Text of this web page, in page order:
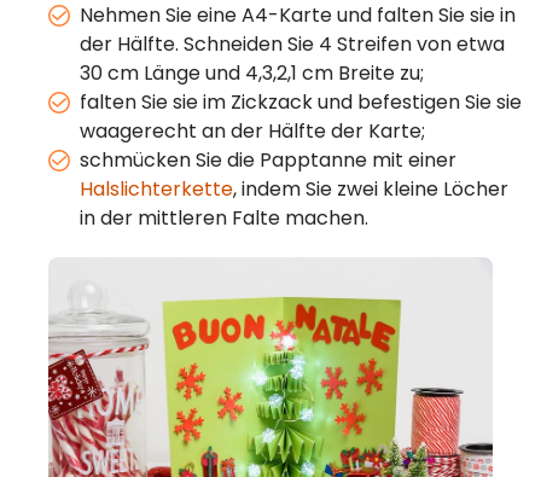
Nehmen Sie eine A4-Karte und falten Sie sie in
der Hälfte. Schneiden Sie 4 Streifen von etwa
30 cm Länge und 4,3,2,1 cm Breite zu;
falten Sie sie im Zickzack und befestigen Sie sie
waagerecht an der Hälfte der Karte;
schmücken Sie die Papptanne mit einer
Halslichterkette, indem Sie zwei kleine Löcher
in der mittleren Falte machen.